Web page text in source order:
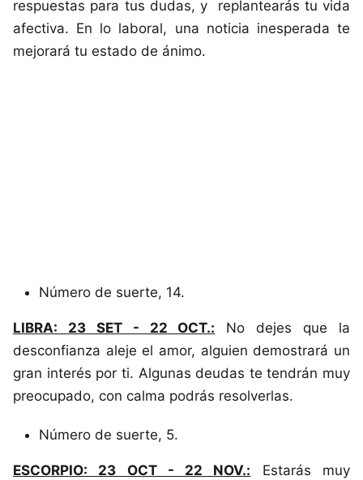
respuestas para tus dudas, y replantearás tu vida
afectiva. En lo laboral, una noticia inesperada te
mejorará tu estado de ánimo.
Número de suerte, 14.
LIBRA: 23 SET - 22 OCT.: No dejes que la
desconfianza aleje el amor, alguien demostrará un
gran interés por ti. Algunas deudas te tendrán muy
preocupado, con calma podrás resolverlas.
Número de suerte, 5.
ESCORPIO: 23 OCT - 22 NOV.: Estarás muy